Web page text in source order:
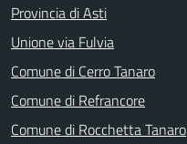
Provincia di Asti
Unione via Fulvia
Comune di Cerro Tanaro
Comune di Refrancore
Comune di Rocchetta Tanaro